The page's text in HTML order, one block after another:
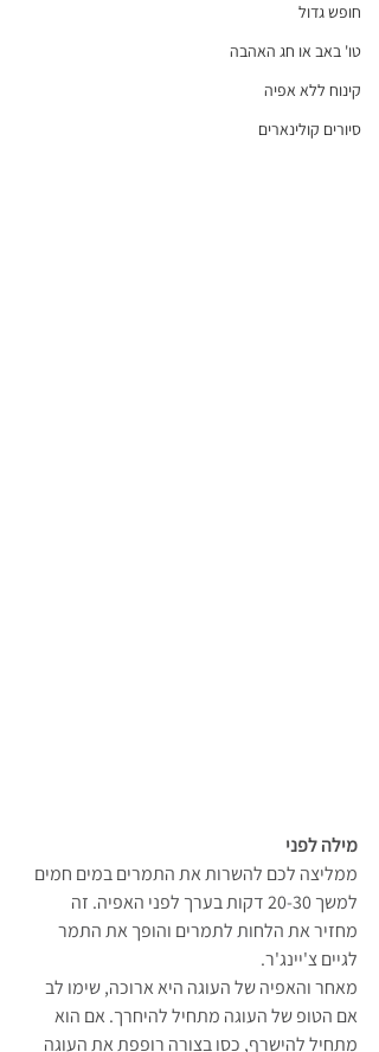
חופש גדול
טו' באב או חג האהבה
קינוח ללא אפיה
סיורים קולינארים
מילה לפני
ממליצה לכם להשרות את התמרים במים חמים
למשך 20-30 דקות בערך לפני האפיה. זה
מחזיר את הלחות לתמרים והופך את התמר
לגיים צ'יינג'ר.
מאחר והאפיה של העוגה היא ארוכה, שימו לב
אם הטופ של העוגה מתחיל להיחרך. אם הוא
מתחיל להישרף, כסו בצורה רופפת את העוגה